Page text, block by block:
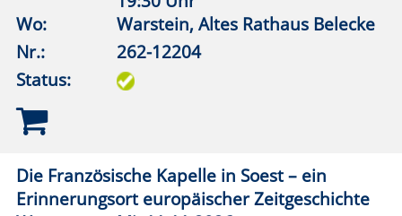
Begräbnisplätze Horn-Millinghausen
Wann:
15.11.2026,
14:00 Uhr
Wo:
Nr.: